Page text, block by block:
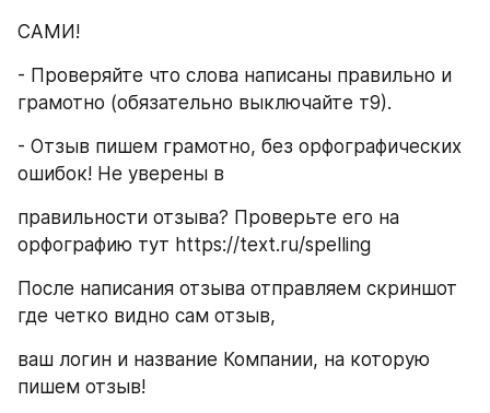
САМИ!
- Проверяйте что слова написаны правильно и
грамотно (обязательно выключайте т9).
- Отзыв пишем грамотно, без орфографических
ошибок! Не уверены в
правильности отзыва? Проверьте его на
орфографию тут https://text.ru/spelling
После написания отзыва отправляем скриншот
где четко видно сам отзыв,
ваш логин и название Компании, на которую
пишем отзыв!